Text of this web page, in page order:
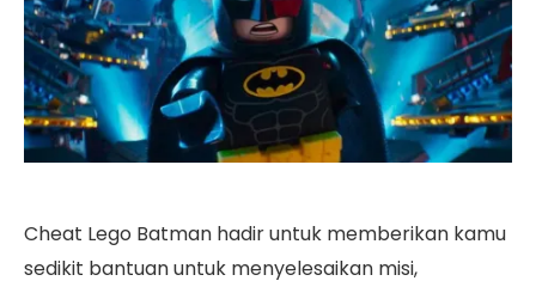
Cheat Lego Batman hadir untuk memberikan kamu
sedikit bantuan untuk menyelesaikan misi,